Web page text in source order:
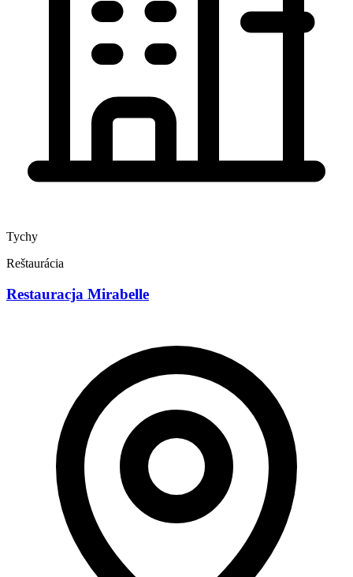
Tychy
Reštaurácia
Restauracja Mirabelle